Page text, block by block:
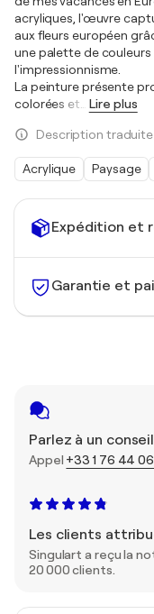
Expédition et
Garantie et
Parlez à un
Appel +33 1 76 44
Les clients
Singulart a reçu la
20 000 clients.
acryliques, l'œuvre
aux fleurs européen
une palette de
l'impressionnisme.
La peinture présente
colorées et
Lire plus
Description
Acrylique Paysage